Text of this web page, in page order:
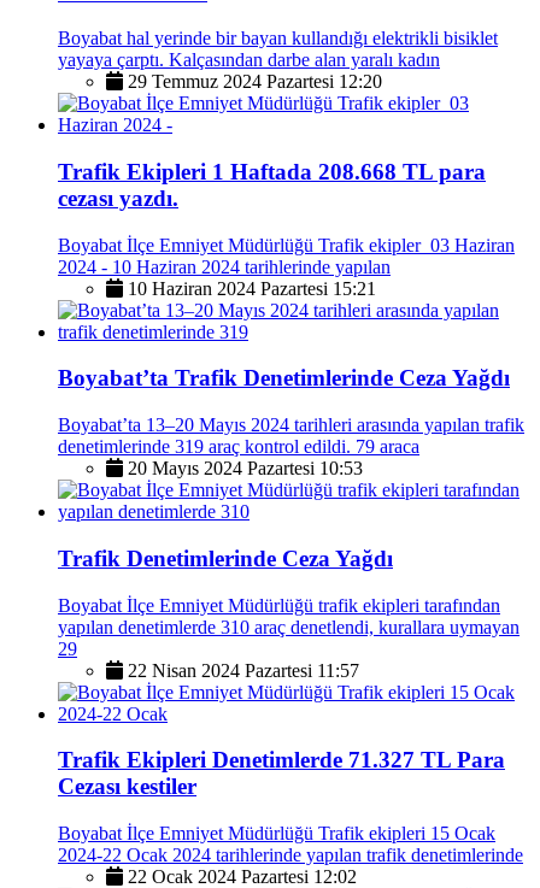
Boyabat hal yerinde bir bayan kullandığı elektrikli bisiklet
yayaya çarptı. Kalçasından darbe alan yaralı kadın
29 Temmuz 2024 Pazartesi 12:20
Trafik Ekipleri 1 Haftada 208.668 TL para
cezası yazdı.
Boyabat İlçe Emniyet Müdürlüğü Trafik ekipler 03 Haziran
2024 - 10 Haziran 2024 tarihlerinde yapılan
10 Haziran 2024 Pazartesi 15:21
Boyabat’ta Trafik Denetimlerinde Ceza Yağdı
Boyabat’ta 13–20 Mayıs 2024 tarihleri arasında yapılan trafik
denetimlerinde 319 araç kontrol edildi. 79 araca
20 Mayıs 2024 Pazartesi 10:53
Trafik Denetimlerinde Ceza Yağdı
Boyabat İlçe Emniyet Müdürlüğü trafik ekipleri tarafından
yapılan denetimlerde 310 araç denetlendi, kurallara uymayan
29
22 Nisan 2024 Pazartesi 11:57
Trafik Ekipleri Denetimlerde 71.327 TL Para
Cezası kestiler
Boyabat İlçe Emniyet Müdürlüğü Trafik ekipleri 15 Ocak
2024-22 Ocak 2024 tarihlerinde yapılan trafik denetimlerinde
22 Ocak 2024 Pazartesi 12:02